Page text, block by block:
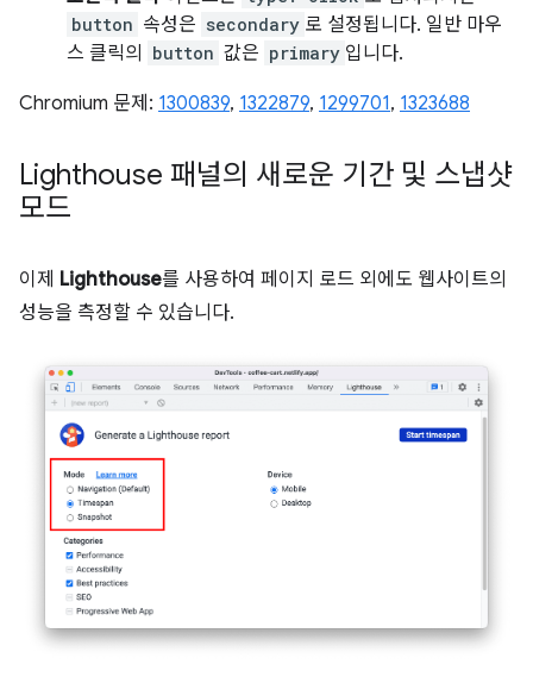
button 속성은 secondary 로 설정됩니다. 일반 마우
스 클릭의
button 값은 primary 입니다.
Chromium 문제: 1300839, 1322879, 1299701, 1323688
Lighthouse 패널의 새로운 기간 및 스냅샷
모드
이제 Lighthouse를 사용하여 페이지 로드 외에도 웹사이트의
성능을 측정할 수 있습니다.